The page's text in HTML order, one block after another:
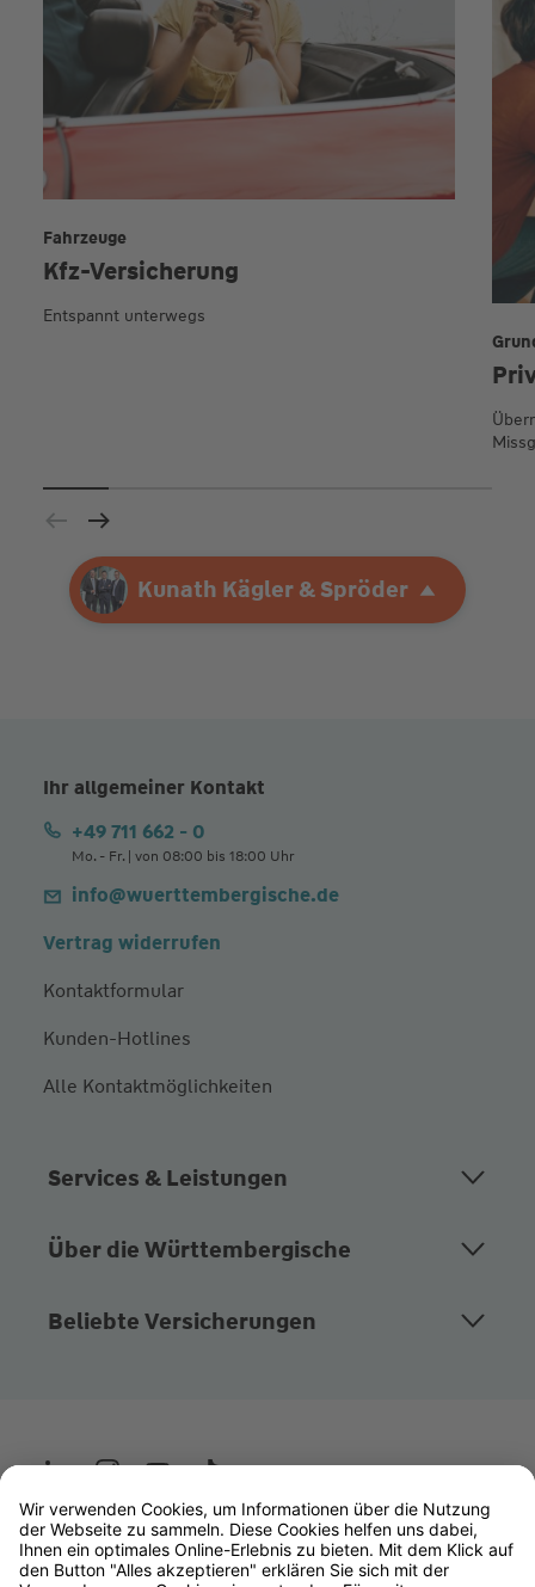
Ihre Agentur Kunath Kägler & Spröder
Kunath Kägler & Spröder
Kfz-Versicherung
Fahrzeuge
Entspannt unterwegs
Ihr allgemeiner Kontakt
+49 711 662 - 0
Mo. - Fr. | von 08:00 bis 18:00 Uhr
info@wuerttembergische.de
Vertrag widerrufen
Kontaktformular
Kunden-Hotlines
Alle Kontaktmöglichkeiten
Services & Leistungen
Über die Württembergische
Beliebte Versicherungen
Wüstenrot
W&W Gruppe